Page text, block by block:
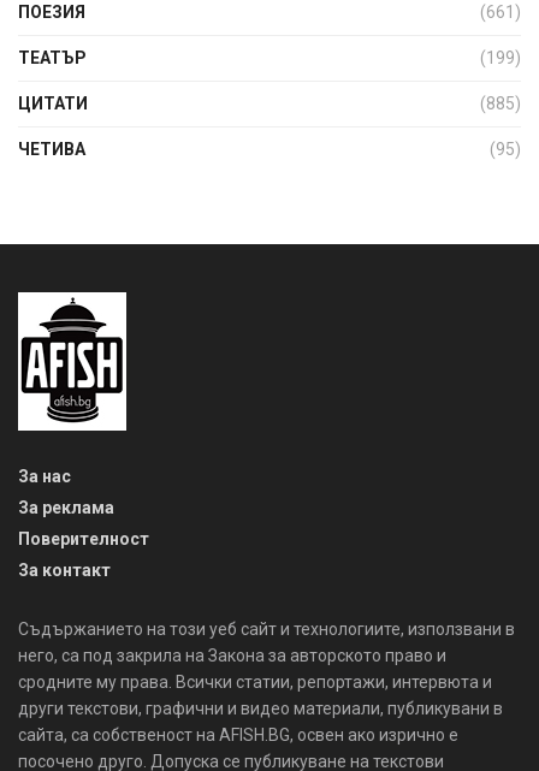
ПОЕЗИЯ (661)
ТЕАТЪР (199)
ЦИТАТИ (885)
ЧЕТИВА (95)
За нас
За реклама
Поверителност
За контакт
Съдържанието на този уеб сайт и технологиите, използвани в
него, са под закрила на Закона за авторското право и
сродните му права. Всички статии, репортажи, интервюта и
други текстови, графични и видео материали, публикувани в
сайта, са собственост на AFISH.BG, освен ако изрично е
посочено друго. Допуска се публикуване на текстови